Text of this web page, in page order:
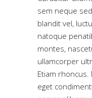
sem neque
blandit vel,
natoque
montes,
ullamcorper
Etiam
eget